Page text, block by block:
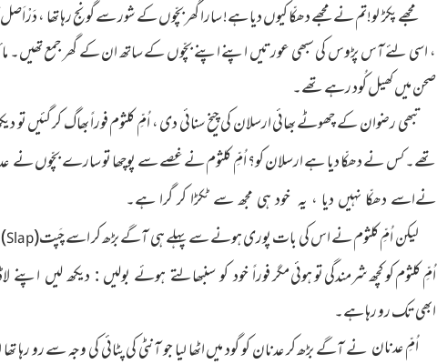
مجھے پکڑ لو!تم نے مجھے دھکّا کیوں دیا ہے! سارا گھر بچّوں کے شور سے گونج رہا تھا ،
، اسی لئے آس پڑوس کی سبھی عورتیں اپنے اپنے بچّوں کے ساتھ ان کے گھر جمع تھیں۔
صحن میں کھیل کُود رہے تھے۔
تبھی رضوان کے چھوٹے بھائی ارسلان کی چیخ سنائی دی ، اُمِّ کلثوم فوراً بھاگ کر گئیں تو
تھے۔ کس نے دھکّا دیا ہے ارسلان کو؟ اُمِّ کلثوم نے غصے سے پوچھا تو سارے بچّوںنے
نےاسے دھکّا نہیں دیا ، یہ خود ہی مجھ سے ٹکڑا کر گرا ہے۔
لیکن اُمِّ کلثوم نے اس کی بات پوری ہونے سے پہلے ہی آگےبڑھ کر اسے چَپت(
Slap
)
اُمِّ کلثوم کو کچھ شرمندگی تو ہوئی مگرفوراً خود کو سنبھالتے ہوئے بولیں : دیکھ لیں
ابھی تک رو رہا ہے۔
اُمِّ عدناننے آگے بڑھ کر عدنان کو گود میں اٹھا لیا جو آنٹی کی پٹائی کی وجہ سے رو